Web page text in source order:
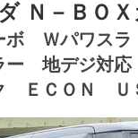
Ｎ－ＢＯ
ボ Ｗパワス
ー 地デジ対
ＥＣＯＮ Ｕ